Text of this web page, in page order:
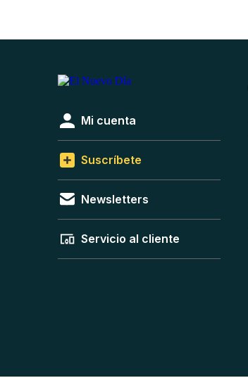
Mi cuenta
Suscríbete
Newsletters
Servicio al cliente